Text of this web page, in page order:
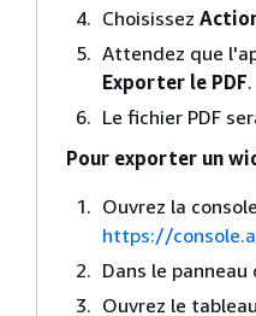
Choisissez
Attendez que
Exporter le PDF.
Le fichier PDF
Pour exporter un
Ouvrez la
https://
Dans le
Ouvrez le